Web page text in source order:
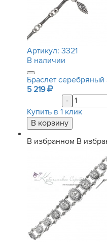
Артикул: 3321
В наличии
Браслет
5 219
-
Купить в 1 клик
В избранном В